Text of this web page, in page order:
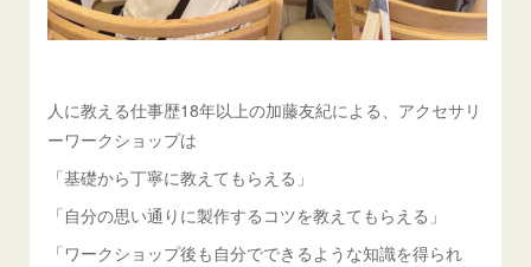
人に教える仕事歴18年以上の加藤友紀による、アクセサリ
ーワークショップは
「基礎から丁寧に教えてもらえる」
「自分の思い通りに製作するコツを教えてもらえる」
「ワークショップ後も自分でできるような知識を得られ